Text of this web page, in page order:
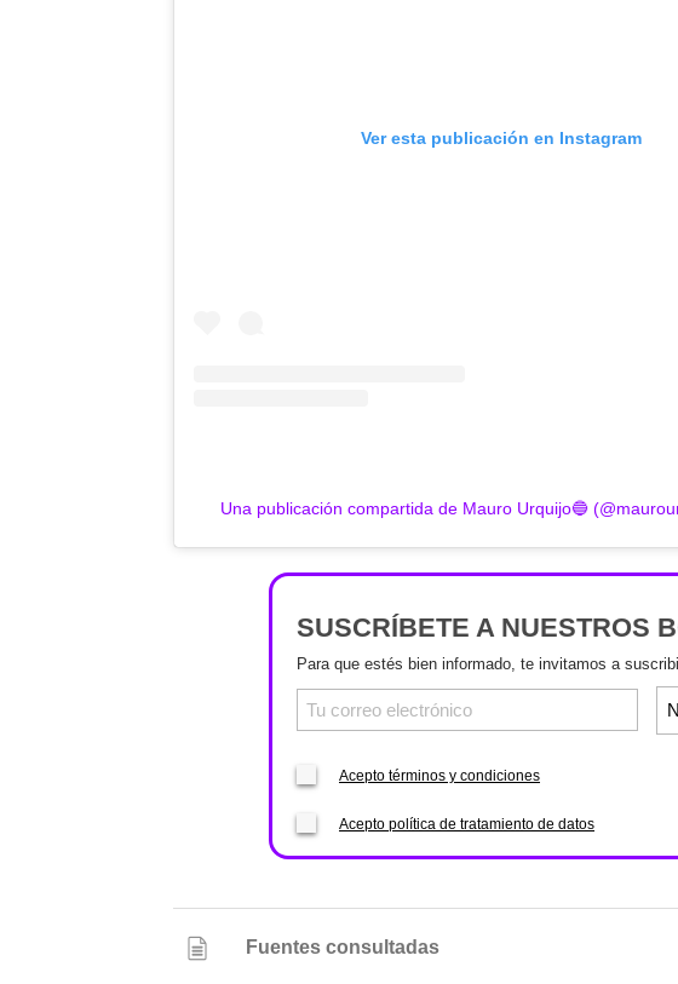
Ver esta publicación en Instagram
Una publicación compartida de Mauro Urquijo🔵
SUSCRÍBETE A NUESTROS
Para que estés bien informado, te invitamos a
Acepto términos y condiciones
Acepto política de tratamiento de datos
Fuentes consultadas